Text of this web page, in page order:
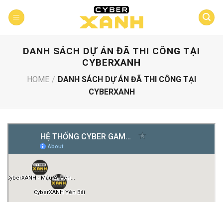
DANH SÁCH DỰ ÁN ĐÃ THI CÔNG TẠI
CYBERXANH
HOME / DANH SÁCH DỰ ÁN ĐÃ THI CÔNG TẠI
CYBERXANH